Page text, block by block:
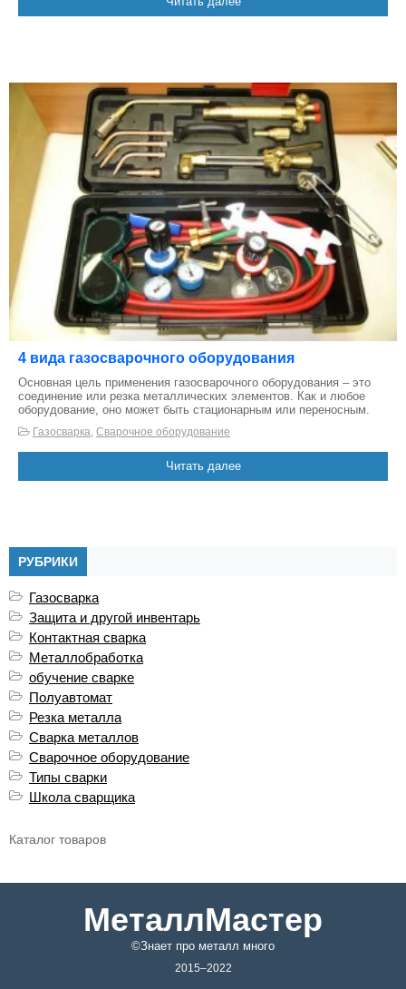
4 вида газосварочного оборудования
Основная цель применения газосварочного оборудования – это
соединение или резка металлических элементов. Как и любое
оборудование, оно может быть стационарным или переносным.
Газосварка, Сварочное оборудование
Читать далее
РУБРИКИ
Газосварка
Защита и другой инвентарь
Контактная сварка
Металлобработка
обучение сварке
Полуавтомат
Резка металла
Сварка металлов
Сварочное оборудование
Типы сварки
Школа сварщика
Каталог товаров
МеталлМастер
©Знает про металл много
2015–2022